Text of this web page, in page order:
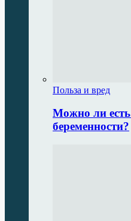
Польза и вред
Можно ли
беременности?